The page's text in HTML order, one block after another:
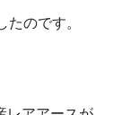
って抗議活
たのです。